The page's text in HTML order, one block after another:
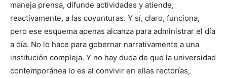
maneja prensa, difunde actividades y atiende,
reactivamente, a las coyunturas. Y sí, claro, funciona,
pero ese esquema apenas alcanza para administrar el día
a día. No lo hace para gobernar narrativamente a una
institución compleja. Y no hay duda de que la universidad
contemporánea lo es al convivir en ellas rectorías,